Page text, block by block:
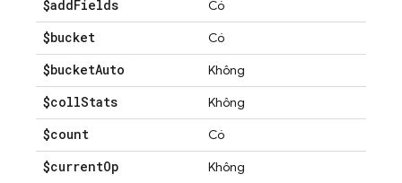
$addFields Có
$bucket Có
$bucketAuto Không
$collStats Không
$count Có
$currentOp Không